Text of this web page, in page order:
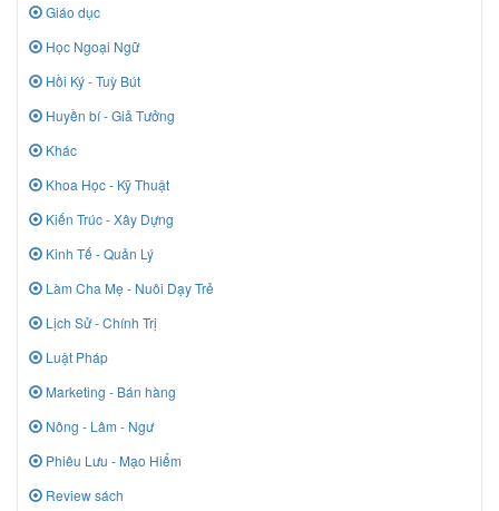
Giáo dục
Học Ngoại Ngữ
Hồi Ký - Tuỳ Bút
Huyền bí - Giả Tưởng
Khác
Khoa Học - Kỹ Thuật
Kiến Trúc - Xây Dựng
Kinh Tế - Quản Lý
Làm Cha Mẹ - Nuôi Dạy Trẻ
Lịch Sử - Chính Trị
Luật Pháp
Marketing - Bán hàng
Nông - Lâm - Ngư
Phiêu Lưu - Mạo Hiểm
Review sách